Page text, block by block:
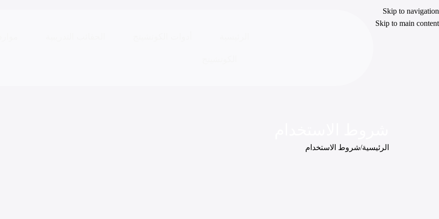
Skip to navigation
Skip to main content
الرئيسية شروط الاستخدام